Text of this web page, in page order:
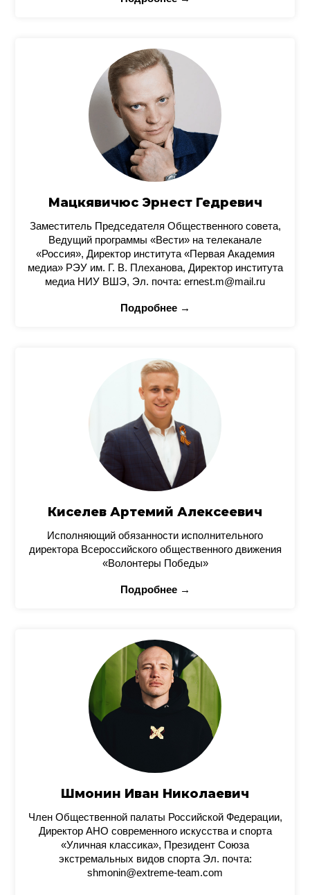
Мацкявичюс Эрнест Гедревич
Заместитель Председателя Общественного совета,
Ведущий программы «Вести» на телеканале
«Россия», Директор института «Первая Академия
медиа» РЭУ им. Г. В. Плеханова, Директор института
медиа НИУ ВШЭ, Эл. почта: ernest.m@mail.ru
Подробнее →
Киселев Артемий Алексеевич
Исполняющий обязанности исполнительного
директора Всероссийского общественного движения
«Волонтеры Победы»
Подробнее →
Шмонин Иван Николаевич
Член Общественной палаты Российской Федерации,
Директор АНО современного искусства и спорта
«Уличная классика», Президент Союза
экстремальных видов спорта Эл. почта:
shmonin@extreme-team.com